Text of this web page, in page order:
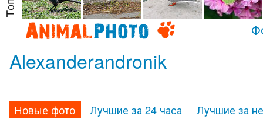
Насекомое
Коты Lebert Дикие птицы Утка
Alexanderandronik
Новые фото Лучшие за 24 часа Лучшие за